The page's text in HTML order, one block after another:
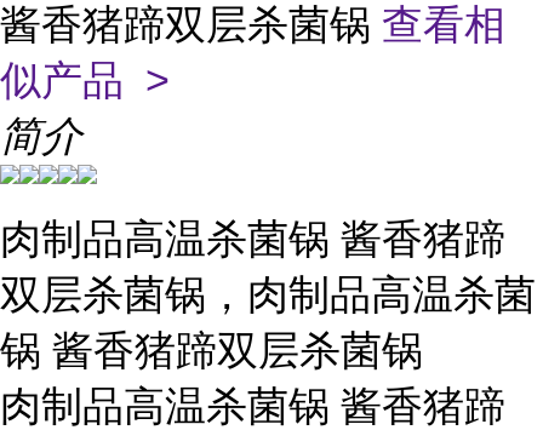
酱香猪蹄双层杀菌锅 查看相
似产品 >
简介
肉制品高温杀菌锅 酱香猪蹄
双层杀菌锅，肉制品高温杀菌
锅 酱香猪蹄双层杀菌锅
肉制品高温杀菌锅 酱香猪蹄